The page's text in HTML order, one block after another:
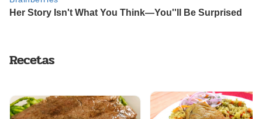
Recetas